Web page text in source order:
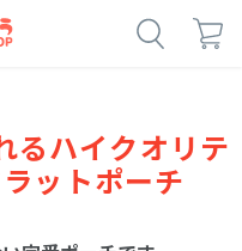
るハイクオリテ
ットポーチ